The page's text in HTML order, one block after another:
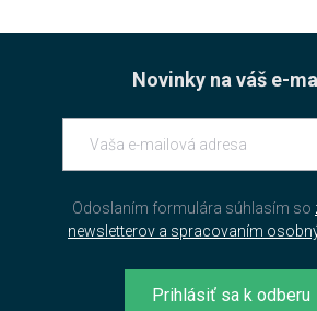
Novinky na váš e-
Odoslaním formulára súhlasím so
newsletterov a spracovaním
Prihlásiť sa k odberu